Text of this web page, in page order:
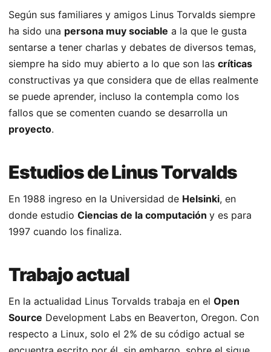
Según sus familiares y amigos Linus Torvalds siempre
ha sido una persona muy sociable a la que le gusta
sentarse a tener charlas y debates de diversos temas,
siempre ha sido muy abierto a lo que son las críticas
constructivas ya que considera que de ellas realmente
se puede aprender, incluso la contempla como los
fallos que se comenten cuando se desarrolla un
proyecto.
Estudios de Linus Torvalds
En 1988 ingreso en la Universidad de Helsinki, en
donde estudio Ciencias de la computación y es para
1997 cuando los finaliza.
Trabajo actual
En la actualidad Linus Torvalds trabaja en el Open
Source Development Labs en Beaverton, Oregon. Con
respecto a Linux, solo el 2% de su código actual se